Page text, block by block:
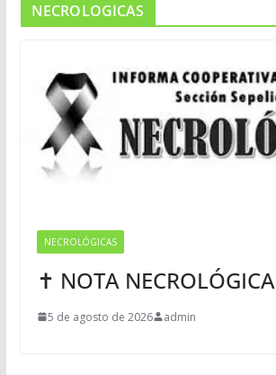
NECROLOGICAS
NECROLÓGICAS
✝ NOTA NECROLÓGICA
5 de agosto de 2026 admin